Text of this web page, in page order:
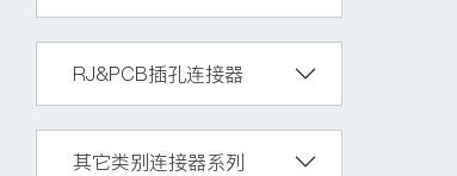
RJ&PCB插孔连接器
其它类别连接器系列